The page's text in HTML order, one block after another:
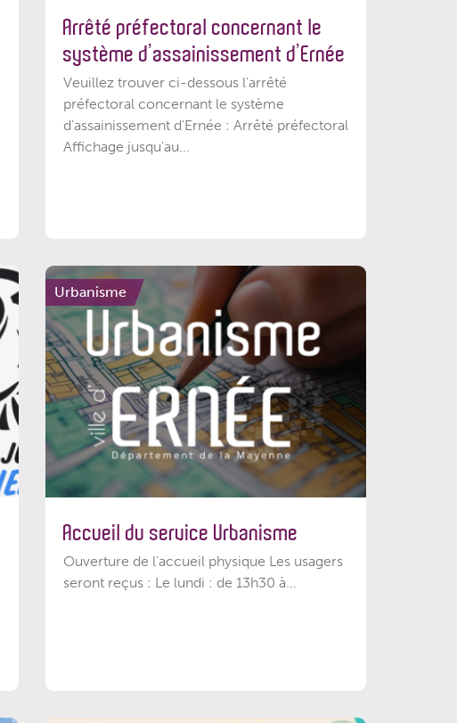
Arrêté préfectoral concernant le
système d’assainissement d’Ernée
Veuillez trouver ci-dessous l’arrêté
préfectoral concernant le système
d'assainissement d'Ernée : Arrêté préfectoral
Affichage jusqu'au...
Urbanisme
Accueil du service Urbanisme
Ouverture de l'accueil physique Les usagers
seront reçus : Le lundi : de 13h30 à...